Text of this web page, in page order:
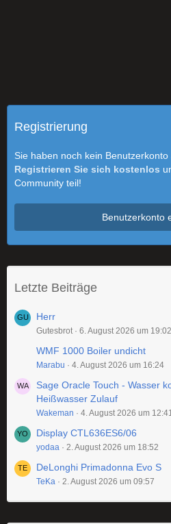
Registrierung
Sie haben noch kein
Registrieren Sie sich kostenlos
Community teil!
Benutzerkonto
Letzte Beiträge
Herr
Gutesbrot 6. August 2026 um 19:02
WMF 1000 Boiler undicht
Marabu 4. August 2026 um 16:24
Sage Oracle Touch - Wasser
Heißwasser Zulauf
Wakeman 4. August 2026 um
Display CTL636ES6/06
yodaa 2. August 2026 um 18:52
DeLonghi Primadonna Evo S
TeKa 2. August 2026 um 09:57